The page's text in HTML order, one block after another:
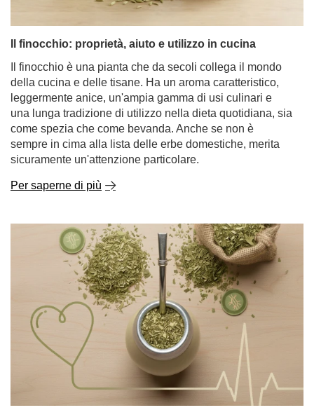
Il finocchio: proprietà, aiuto e utilizzo in cucina
Il finocchio è una pianta che da secoli collega il mondo
della cucina e delle tisane. Ha un aroma caratteristico,
leggermente anice, un'ampia gamma di usi culinari e
una lunga tradizione di utilizzo nella dieta quotidiana, sia
come spezia che come bevanda. Anche se non è
sempre in cima alla lista delle erbe domestiche, merita
sicuramente un'attenzione particolare.
Per saperne di più